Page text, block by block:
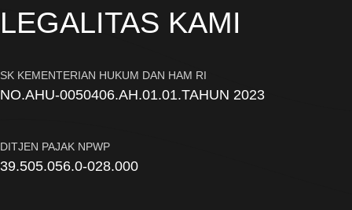
LEGALITAS KAMI
SK KEMENTERIAN HUKUM DAN HAM RI
NO.AHU-0050406.AH.01.01.TAHUN 2023
DITJEN PAJAK NPWP
39.505.056.0-028.000